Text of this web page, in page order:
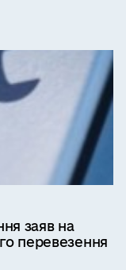
заяв на
перевезення